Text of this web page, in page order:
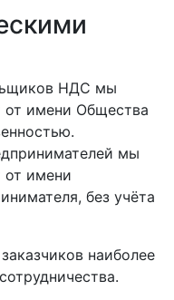
НДС мы
от имени Общества
мы
от имени
без учёта
наиболее